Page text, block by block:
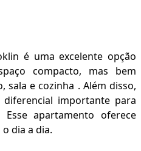
é uma excelente opção
compacto, mas bem
e cozinha . Além disso,
importante para
apartamento oferece
dia a dia.